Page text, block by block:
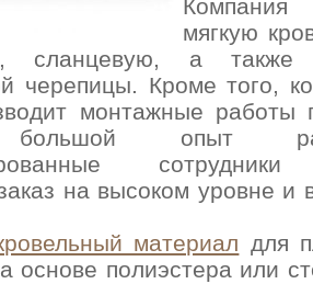
мягкую
сланцевую, а
черепицы. Кроме того,
монтажные работы
большой опыт
на высоком уровне и
материал для
основе полиэстера или